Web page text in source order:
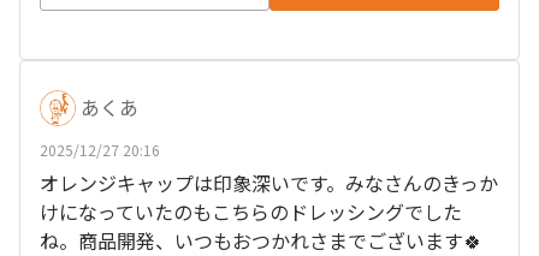
あくあ
2025/12/27 20:16
オレンジキャップは印象深いです。みなさんのきっか
けになっていたのもこちらのドレッシングでした
ね。商品開発、いつもおつかれさまでございます🍀